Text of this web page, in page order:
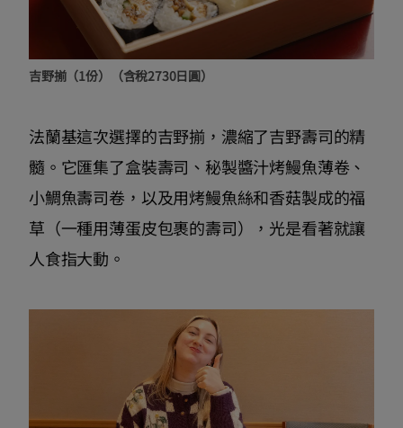
吉野揃（1份）（含稅2730日圓）
法蘭基這次選擇的吉野揃，濃縮了吉野壽司的精
髓。它匯集了盒裝壽司、秘製醬汁烤鰻魚薄卷、
小鯛魚壽司卷，以及用烤鰻魚絲和香菇製成的福
草（一種用薄蛋皮包裹的壽司），光是看著就讓
人食指大動。